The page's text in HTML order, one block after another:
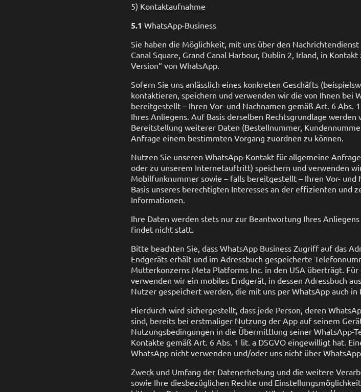
5) Kontaktaufnahme
5.1 WhatsApp-Business
Sie haben die Möglichkeit, mit uns über den
Canal Square, Grand Canal Harbour, Dublin 2, Irland, in
Version“ von WhatsApp.
Sofern Sie uns anlässlich eines konkreten Geschäfts
kontaktieren, speichern und verwenden wir die von Ihnen bei
bereitgestellt – Ihren Vor- und Nachnamen gemäß Art. 6 Abs.
Ihres Anliegens. Auf Basis derselben Rechtsgrundlage
Bereitstellung weiterer Daten (Bestellnummer,
Anfrage einem bestimmten Vorgang zuordnen zu können.
Nutzen Sie unseren WhatsApp-Kontakt für allgemeine
oder zu unserem Internetauftritt) speichern und verwenden
Mobilfunknummer sowie – falls bereitgestellt – Ihren Vor- und
Basis unseres berechtigten Interesses an der effizienten und
Informationen.
Ihre Daten werden stets nur zur Beantwortung Ihres
findet nicht statt.
Bitte beachten Sie, dass WhatsApp Business Zugriff auf das
Endgeräts erhält und im Adressbuch gespeicherte
Mutterkonzerns Meta Platforms Inc. in den USA überträgt.
verwenden wir ein mobiles Endgerät, in dessen Adressbuch
Nutzer gespeichert werden, die mit uns per WhatsApp auch in
Hierdurch wird sichergestellt, dass jede Person, deren
sind, bereits bei erstmaliger Nutzung der App auf seinem
Nutzungsbedingungen in die Übermittlung seiner WhatsApp-
Kontakte gemäß Art. 6 Abs. 1 lit. a DSGVO eingewilligt hat.
WhatsApp nicht verwenden und/oder uns nicht über
Zweck und Umfang der Datenerhebung und die weitere
sowie Ihre diesbezüglichen Rechte und